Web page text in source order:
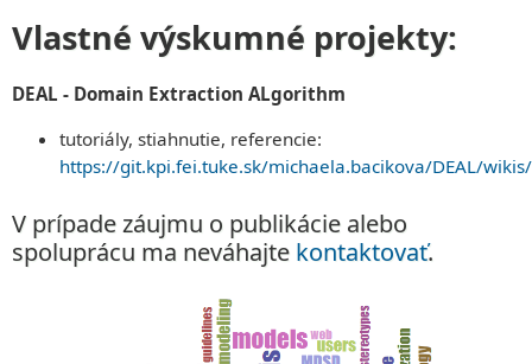
Vlastné výskumné projekty:
DEAL - Domain Extraction ALgorithm
tutoriály, stiahnutie, referencie:
https://git.kpi.fei.tuke.sk/michaela.bacikova/DEAL/
V prípade záujmu o publikácie alebo
spoluprácu ma neváhajte kontaktovať.